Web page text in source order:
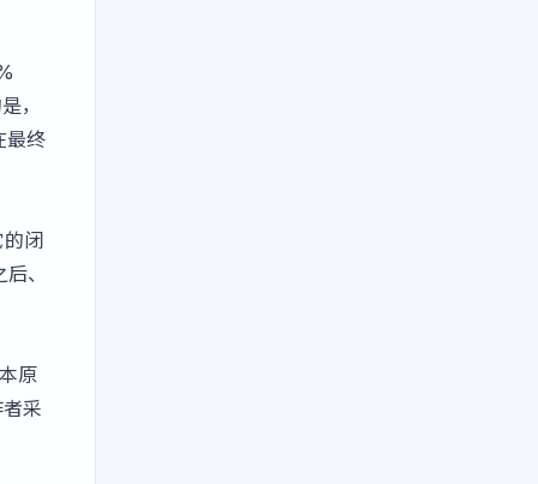
，
最终
闭
、
原
采